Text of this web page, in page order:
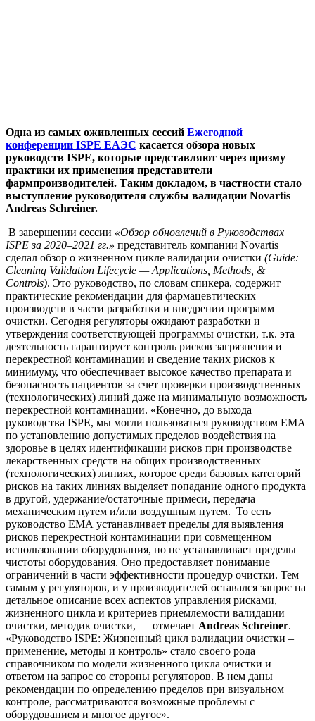
Одна из самых оживленных сессий Ежегодной
конференции ISPE ЕАЭС касается обзора новых
руководств ISPE, которые представляют через призму
практики их применения представители
фармпроизводителей. Таким докладом, в частности стало
выступление руководителя службы валидации Novartis
Andreas Schreiner.
В завершении сессии «Обзор обновлений в Руководствах
ISPE за 2020–2021 гг.» представитель компании Novartis
сделал обзор о жизненном цикле валидации очистки (Guide:
Cleaning Validation Lifecycle — Applications, Methods, &
Controls). Это руководство, по словам спикера, содержит
практические рекомендации для фармацевтических
производств в части разработки и внедрении программ
очистки. Сегодня регуляторы ожидают разработки и
утверждения соответствующей программы очистки, т.к. эта
деятельность гарантирует контроль рисков загрязнения и
перекрестной контаминации и сведение таких рисков к
минимуму, что обеспечивает высокое качество препарата и
безопасность пациентов за счет проверки производственных
(технологических) линий даже на минимальную возможность
перекрестной контаминации. «Конечно, до выхода
руководства ISPE, мы могли пользоваться руководством ЕМА
по установлению допустимых пределов воздействия на
здоровье в целях идентификации рисков при производстве
лекарственных средств на общих производственных
(технологических) линиях, которое среди базовых категорий
рисков на таких линиях выделяет попадание одного продукта
в другой, удержание/остаточные примеси, передача
механическим путем и/или воздушным путем. То есть
руководство ЕМА устанавливает пределы для выявления
рисков перекрестной контаминации при совмещенном
использовании оборудования, но не устанавливает пределы
чистоты оборудования. Оно предоставляет понимание
ограничений в части эффективности процедур очистки. Тем
самым у регуляторов, и у производителей оставался запрос на
детальное описание всех аспектов управления рисками,
жизненного цикла и критериев приемлемости валидации
очистки, методик очистки, — отмечает Andreas Schreiner. –
«Руководство ISPE: Жизненный цикл валидации очистки –
применение, методы и контроль» стало своего рода
справочником по модели жизненного цикла очистки и
ответом на запрос со стороны регуляторов. В нем даны
рекомендации по определению пределов при визуальном
контроле, рассматриваются возможные проблемы с
оборудованием и многое другое».